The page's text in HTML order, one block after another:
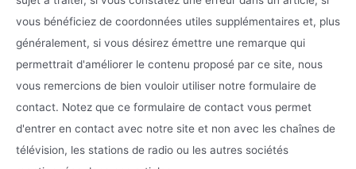
vous bénéficiez de coordonnées utiles supplémentaires et, plus
généralement, si vous désirez émettre une remarque qui
permettrait d'améliorer le contenu proposé par ce site, nous
vous remercions de bien vouloir utiliser notre formulaire de
contact. Notez que ce formulaire de contact vous permet
d'entrer en contact avec notre site et non avec les chaînes de
télévision, les stations de radio ou les autres sociétés